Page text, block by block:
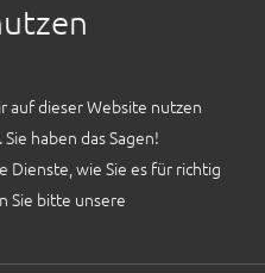
WEGWERFMODE"
auf dieser Website nutzen
haben das Sagen!
Dienste, wie Sie es für richtig
Sie bitte unsere